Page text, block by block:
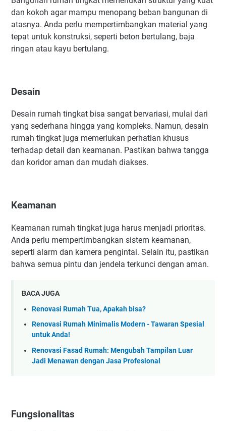
dan kokoh agar mampu menopang beban bangunan di
atasnya. Anda perlu mempertimbangkan material yang
tepat untuk konstruksi, seperti beton bertulang, baja
ringan atau kayu bertulang.
Desain
Desain rumah tingkat bisa sangat bervariasi, mulai dari
yang sederhana hingga yang kompleks. Namun, desain
rumah tingkat juga memerlukan perhatian khusus
terhadap detail dan keamanan. Pastikan bahwa tangga
dan koridor aman dan mudah diakses.
Keamanan
Keamanan rumah tingkat juga harus menjadi prioritas.
Anda perlu mempertimbangkan sistem keamanan,
seperti alarm dan kamera pengintai. Selain itu, pastikan
bahwa semua pintu dan jendela terkunci dengan aman.
BACA JUGA
Renovasi Rumah Tua, Apakah bisa?
Renovasi Rumah Minimalis Modern - Tawaran Spesial
untuk Anda!
Renovasi Fasad Rumah: Mengubah Tampilan Luar
Jadi Menawan dengan Jasa Profesional
Fungsionalitas